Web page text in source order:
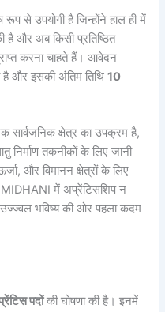
से उपयोगी है जिन्होंने हाल ही में
है और अब किसी प्रतिष्ठित
करना चाहते हैं। आवेदन
और इसकी अंतिम तिथि10
सार्वजनिक क्षेत्र का उपक्रम है,
निर्माण तकनीकों के लिए जानी
और विमानन क्षेत्रों के लिए
MIDHANI में अप्रेंटिसशिप न
भविष्य की ओर पहला कदम
पदोंकी घोषणा की है। इनमें